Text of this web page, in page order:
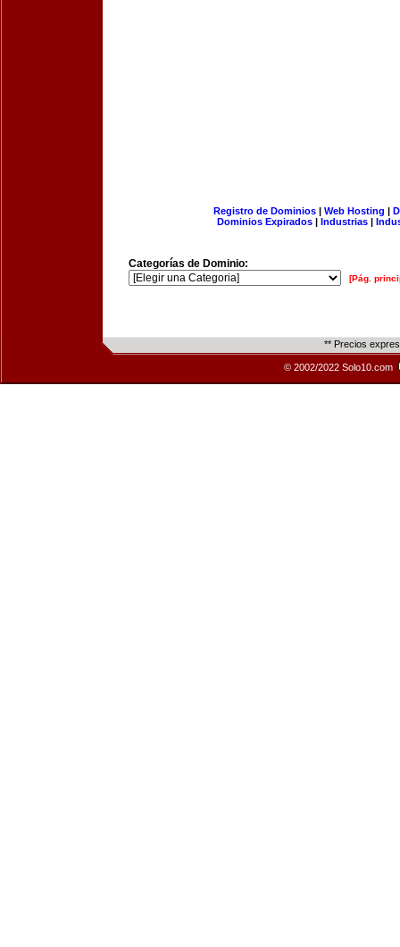
Registro de Dominios| Web Hosting |
Dominios Expirados | Industrias |
Categorías de Dominio:
[Pág.
** Precios
© 2002/2022 Solo10.com